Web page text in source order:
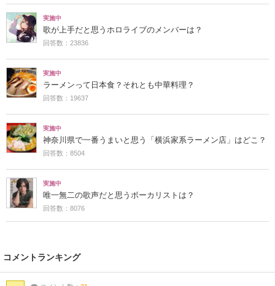
実施中
歌が上手だと思うホロライブのメンバーは？
回答数：23836
実施中
ラーメンって日本食？それとも中華料理？
回答数：19637
実施中
神奈川県で一番うまいと思う「横浜家系ラーメン店」はどこ？
回答数：8504
実施中
唯一無二の歌声だと思うボーカリストは？
回答数：8076
コメントランキング